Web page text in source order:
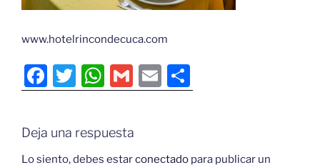
www.hotelrincondecuca.com
F
a
e
T
w
er
W
h
at
s
G
m
l
E
m o
Deja una respuesta
Lo siento, debes estarconectado para publicar un